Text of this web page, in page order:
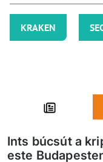
KRAKEN
Ints búcsút a
este